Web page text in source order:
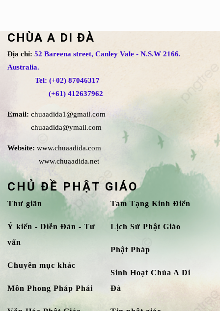
CHÙA A DI ĐÀ
Địa chỉ: 52 Bareena street, Canley Vale - N.S.W 2166.
Australia.
Tel: (+02) 87046317
(+61) 412637962
Email: chuaadida1@gmail.com
chuaadida@ymail.com
Website: www.chuaadida.com
www.chuaadida.net
CHỦ ĐỀ PHẬT GIÁO
Thư giãn
Ý kiến - Diễn Đàn - Tư
vấn
Chuyên mục khác
Môn Phong Pháp Phái
Tam Tạng Kinh Điển
Lịch Sử Phật Giáo
Phật Pháp
Sinh Hoạt Chùa A Di
Đà